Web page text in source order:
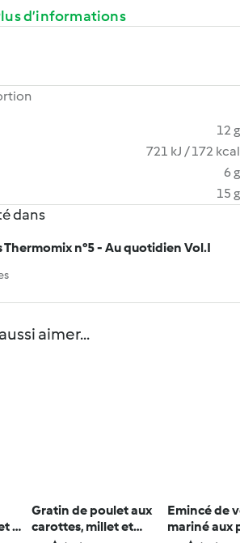
d’informations
12 g
721 kJ / 172 kcal
6 g
15 g
dans
Thermomix n°5 - Au quotidien Vol.I
aimer...
à
Gratin de poulet aux
carottes, millet et
Emincé de
mariné aux